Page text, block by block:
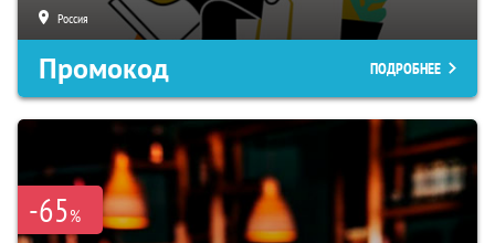
Россия
Промокод ПОДРОБНЕЕ
-65%